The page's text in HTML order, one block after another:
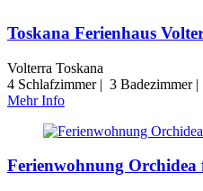
Toskana Ferienhaus
Volterra Toskana
4 Schlafzimmer | 3 Badezimmer
Mehr Info
Ferienwohnung Orchidea